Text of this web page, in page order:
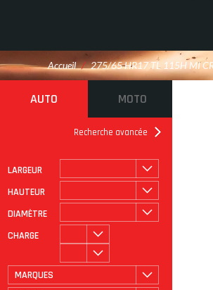
Accueil / 275/65 HR17 TL 115H MI
AUTO MOTO
Recherche avancée
LARGEUR
HAUTEUR
DIAMÈTRE
CHARGE
MARQUES